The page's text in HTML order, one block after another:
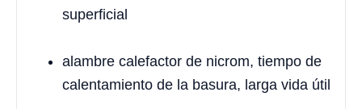
superficial
alambre calefactor de nicrom, tiempo de
calentamiento de la basura, larga vida útil